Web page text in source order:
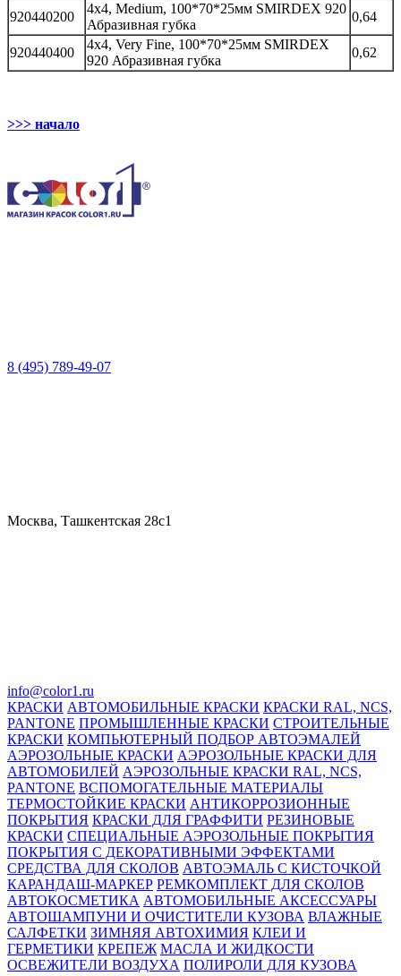
920440200
4х4, Medium, 100*70*25мм SMIRDEX 920
Абразивная губка
0,64
920440400
4х4, Very Fine, 100*70*25мм SMIRDEX
920 Абразивная губка
0,62
>>> начало
8 (495) 789-49-07
Москва, Ташкентская 28с1
info@color1.ru
КРАСКИ АВТОМОБИЛЬНЫЕ КРАСКИ КРАСКИ RAL, NCS,
PANTONE ПРОМЫШЛЕННЫЕ КРАСКИ СТРОИТЕЛЬНЫЕ
КРАСКИ КОМПЬЮТЕРНЫЙ ПОДБОР АВТОЭМАЛЕЙ
АЭРОЗОЛЬНЫЕ КРАСКИ АЭРОЗОЛЬНЫЕ КРАСКИ ДЛЯ
АВТОМОБИЛЕЙ АЭРОЗОЛЬНЫЕ КРАСКИ RAL, NCS,
PANTONE ВСПОМОГАТЕЛЬНЫЕ МАТЕРИАЛЫ
ТЕРМОСТОЙКИЕ КРАСКИ АНТИКОРРОЗИОННЫЕ
ПОКРЫТИЯ КРАСКИ ДЛЯ ГРАФФИТИ РЕЗИНОВЫЕ
КРАСКИ СПЕЦИАЛЬНЫЕ АЭРОЗОЛЬНЫЕ ПОКРЫТИЯ
ПОКРЫТИЯ С ДЕКОРАТИВНЫМИ ЭФФЕКТАМИ
СРЕДСТВА ДЛЯ СКОЛОВ АВТОЭМАЛЬ С КИСТОЧКОЙ
КАРАНДАШ-МАРКЕР РЕМКОМПЛЕКТ ДЛЯ СКОЛОВ
АВТОКОСМЕТИКА АВТОМОБИЛЬНЫЕ АКСЕССУАРЫ
АВТОШАМПУНИ И ОЧИСТИТЕЛИ КУЗОВА ВЛАЖНЫЕ
САЛФЕТКИ ЗИМНЯЯ АВТОХИМИЯ КЛЕИ И
ГЕРМЕТИКИ КРЕПЕЖ МАСЛА И ЖИДКОСТИ
ОСВЕЖИТЕЛИ ВОЗДУХА ПОЛИРОЛИ ДЛЯ КУЗОВА